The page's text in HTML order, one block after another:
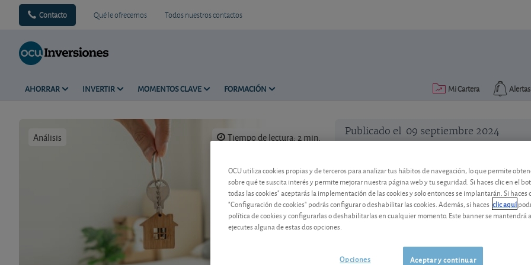
Contacto Qué le ofrecemos Todos nuestros contactos
AHORRAR INVERTIR MOMENTOS CLAVE FORMACIÓN Alertas
Mi Cartera
Análisis Tiempo de lectura: 2 min. Publicado el 09 septiembre 2024
El alquiler de habitaciones
El alquiler por habitaciones está
OCU utiliza cookies propias y de terceros para analizar tus hábitos de navegación, lo que permite
sobre qué te suscita interés y permite mejorar nuestra página web y tu seguridad. Si haces clic en el
todas las cookies" aceptarás la implementación de las cookies y solo entonces se implantarán. Si haces
"Configuración de cookies" podrás configurar o deshabilitar las cookies. Además, si haces clic aquí
política de cookies y configurarlas o deshabilitarlas en cualquier momento. Este banner se mantendrá
ejecutes alguna de estas dos opciones.
Aceptar y continuar
Opciones